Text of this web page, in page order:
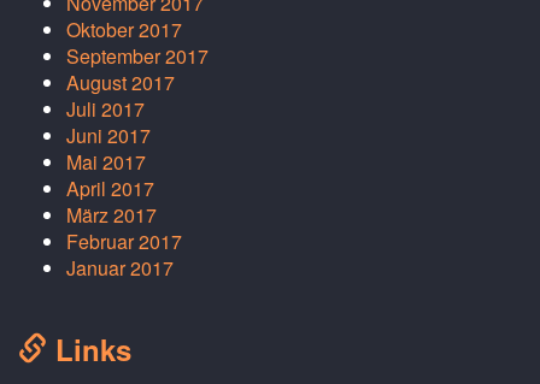
Oktober 2017
September 2017
August 2017
Juli 2017
Juni 2017
Mai 2017
April 2017
März 2017
Februar 2017
Januar 2017
Links